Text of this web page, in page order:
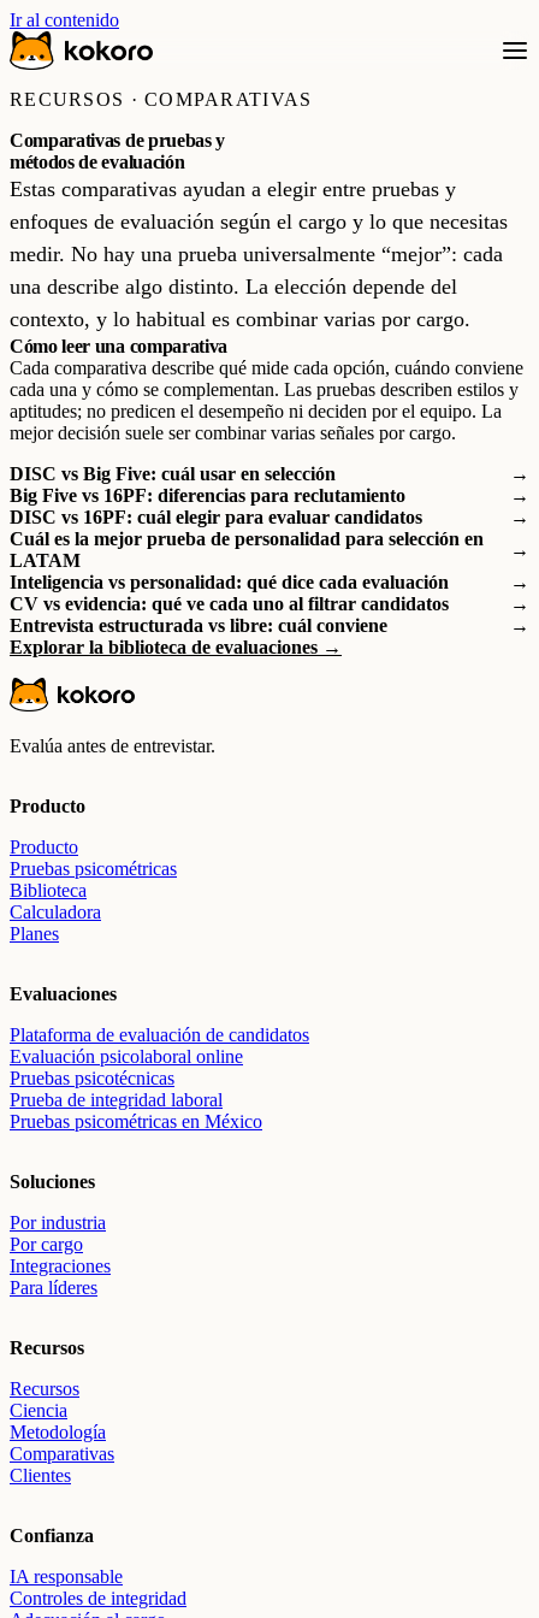
Ir al contenido
RECURSOS · COMPARATIVAS
Comparativas de pruebas y
métodos de evaluación
Estas comparativas ayudan a elegir entre pruebas y
enfoques de evaluación según el cargo y lo que necesitas
medir. No hay una prueba universalmente “mejor”: cada
una describe algo distinto. La elección depende del
contexto, y lo habitual es combinar varias por cargo.
Cómo leer una comparativa
Cada comparativa describe qué mide cada opción, cuándo conviene
cada una y cómo se complementan. Las pruebas describen estilos y
aptitudes; no predicen el desempeño ni deciden por el equipo. La
mejor decisión suele ser combinar varias señales por cargo.
DISC vs Big Five: cuál usar en selección
→
Big Five vs 16PF: diferencias para reclutamiento
→
DISC vs 16PF: cuál elegir para evaluar candidatos
→
Cuál es la mejor prueba de personalidad para selección en
LATAM
→
Inteligencia vs personalidad: qué dice cada evaluación
→
CV vs evidencia: qué ve cada uno al filtrar candidatos
→
Entrevista estructurada vs libre: cuál conviene
→
Explorar la biblioteca de evaluaciones →
Evalúa antes de entrevistar.
Producto
Producto
Pruebas psicométricas
Biblioteca
Calculadora
Planes
Evaluaciones
Plataforma de evaluación de candidatos
Evaluación psicolaboral online
Pruebas psicotécnicas
Prueba de integridad laboral
Pruebas psicométricas en México
Soluciones
Por industria
Por cargo
Integraciones
Para líderes
Recursos
Recursos
Ciencia
Metodología
Comparativas
Clientes
Confianza
IA responsable
Controles de integridad